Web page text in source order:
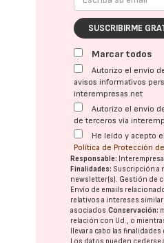
SUSCRIBIRME
Marcar todos
Autorizo el envío
avisos informativos
interempresas.net
Autorizo el envío
de terceros vía
He leído y acepto
Política de Protección
Responsable:
Finalidades: Suscripción a
newsletter(s). Gestión de
Envío de emails
relativos a intereses
asociados.Conservación:
relación con Ud., o
llevar a cabo las